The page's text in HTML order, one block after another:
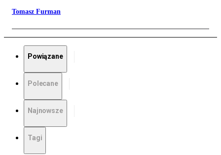
Tomasz Furman
Powiązane
Polecane
Najnowsze
Tagi